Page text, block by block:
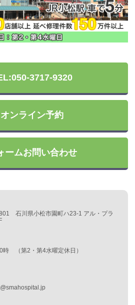
3717-9320
オンライン予約
ームお問い合わせ
石川県小松市園町ハ23-1 アル・プラ
時 （第2・第4水曜定休日）